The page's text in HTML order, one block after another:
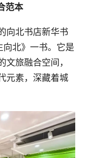
范本
向北书店新华书
向北》一书。它是
文旅融合空间，
元素，深藏着城